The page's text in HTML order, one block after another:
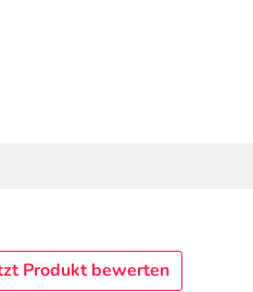
Produkt bewerten